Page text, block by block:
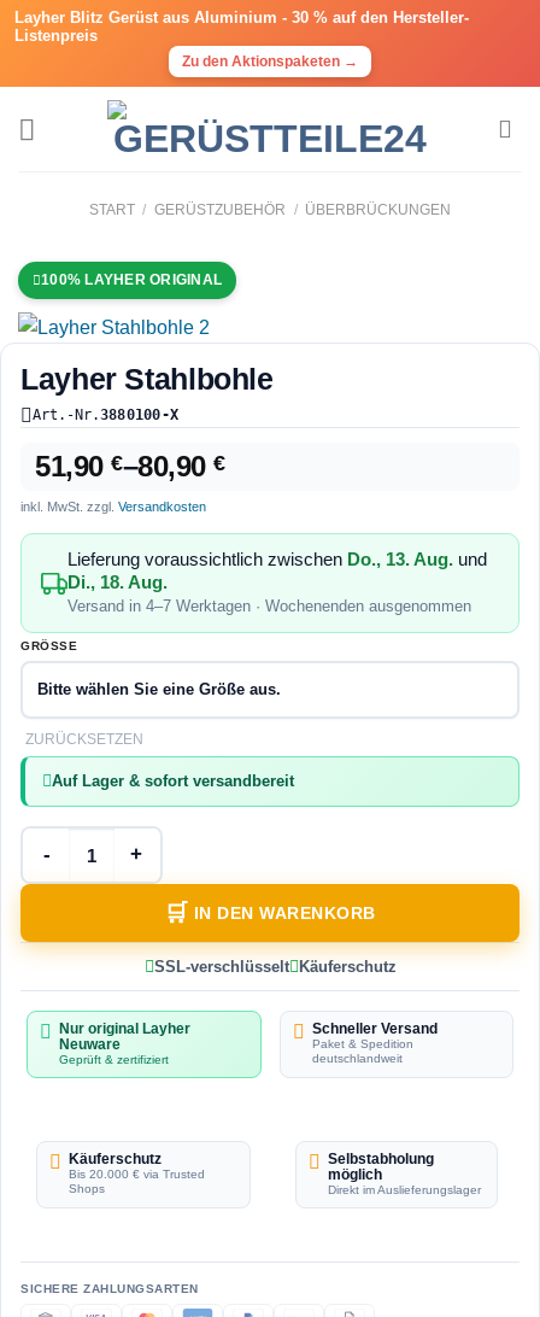
Layher Blitz Gerüst aus Aluminium - 30 % auf den Hersteller-
Listenpreis
Zu den Aktionspaketen →
START / GERÜSTZUBEHÖR / ÜBERBRÜCKUNGEN
100% LAYHER ORIGINAL
Layher Stahlbohle
Art.-Nr.3880100-X
51,90€–80,90€
inkl. MwSt. zzgl. Versandkosten
Lieferung voraussichtlich zwischen Do., 13. Aug. und
Di., 18. Aug.
Versand in 4–7 Werktagen · Wochenenden ausgenommen
GRÖSSE
ZURÜCKSETZEN
Auf Lager & sofort versandbereit
Layher Stahlbohle Menge
IN DEN WARENKORB
SSL-verschlüsselt Käuferschutz
Nur original Layher
Neuware
Geprüft & zertifiziert
Schneller Versand
Paket & Spedition
deutschlandweit
Käuferschutz
Bis 20.000 € via Trusted
Shops
Selbstabholung
möglich
Direkt im Auslieferungslager